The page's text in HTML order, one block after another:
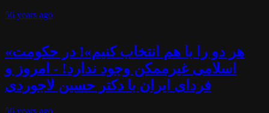
56 years ago
«هر دو را با هم انتخاب کنیم»! در حکومت
اسلامی غیرممکن وجود ندارد! - امروز و
فردای ایران با دکتر حسین لاجوردی
56 years ago